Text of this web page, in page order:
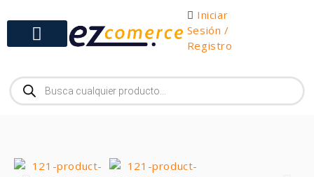
Iniciar
Sesión /
Registro